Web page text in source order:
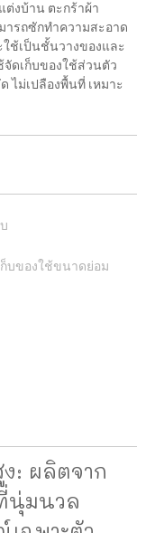
งบ้าน ตะกร้าผ้า
ารถซักทำความสะอาด
ใช้เป็นชั้นวางของและ
จัดเก็บของใช้ส่วนตัว
ไม่เปลืองพื้นที่ เหมาะ
บของใช้ขนาดย่อม
: ผลิตจาก
นุ่มนวล